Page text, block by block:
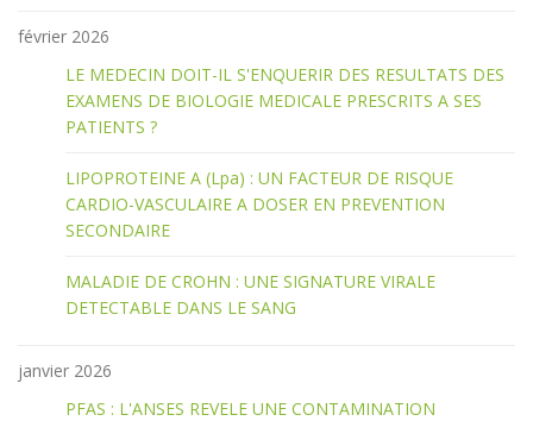
février 2026
LE MEDECIN DOIT-IL S'ENQUERIR DES RESULTATS DES
EXAMENS DE BIOLOGIE MEDICALE PRESCRITS A SES
PATIENTS ?
LIPOPROTEINE A (Lpa) : UN FACTEUR DE RISQUE
CARDIO-VASCULAIRE A DOSER EN PREVENTION
SECONDAIRE
MALADIE DE CROHN : UNE SIGNATURE VIRALE
DETECTABLE DANS LE SANG
janvier 2026
PFAS : L'ANSES REVELE UNE CONTAMINATION